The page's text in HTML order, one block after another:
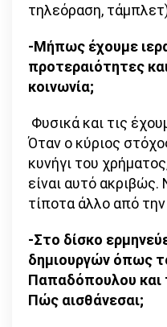
τηλεόραση,
-Μήπως έχουμε
προτεραιότητες
κοινωνία;
Φυσικά και τις
Όταν ο κύριος
κυνήγι του
είναι αυτό
τίποτα άλλο από
-Στο δίσκο
δημιουργών όπως
Παπαδόπουλου και
Πώς αισθάνεσαι;